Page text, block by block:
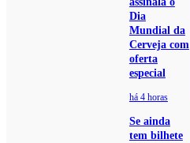
Dia
Mundial da
Cerveja com
oferta
especial
há 4 horas
Se ainda
tem bilhete